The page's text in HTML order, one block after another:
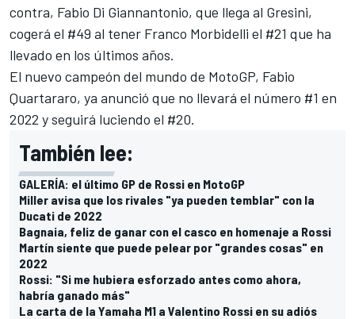
contra, Fabio Di Giannantonio, que llega al Gresini,
cogerá el #49 al tener Franco Morbidelli el #21 que ha
llevado en los últimos años.
El nuevo campeón del mundo de MotoGP, Fabio
Quartararo, ya anunció que no llevará el número #1 en
2022 y seguirá luciendo el #20.
También lee:
GALERÍA: el último GP de Rossi en MotoGP
Miller avisa que los rivales "ya pueden temblar" con la
Ducati de 2022
Bagnaia, feliz de ganar con el casco en homenaje a Rossi
Martín siente que puede pelear por "grandes cosas" en
2022
Rossi: "Si me hubiera esforzado antes como ahora,
habría ganado más"
La carta de la Yamaha M1 a Valentino Rossi en su adiós